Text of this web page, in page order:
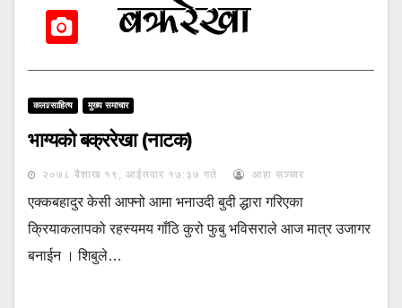
कला/साहित्य मुख्य समाचार
भाग्यको बक्ररेखा (नाटक)
२०७८ बैशाख १९, आईतवार १७:३७ गते आहा सञ्चार
एक्कबहादुर केसी आफ्नो आमा भनाउदी बुदी द्धारा गरिएका
क्रियाकलापको रहस्यमय गाँठि कुरो फुबु भविसराले आज मात्र उजागर
बनाईन । शिबुले…